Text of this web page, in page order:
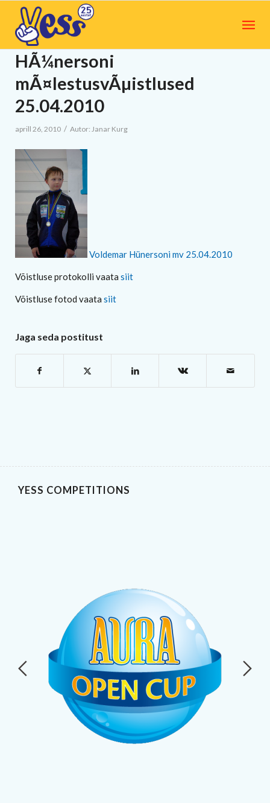
HÃ¼nersoni
mÃ¤lestusvÃµistlused
25.04.2010
aprill 26, 2010 / Autor: Janar Kurg
Voldemar Hünersoni mv 25.04.2010
Võistluse protokolli vaata siit
Võistluse fotod vaata siit
Jaga seda postitust
YESS COMPETITIONS